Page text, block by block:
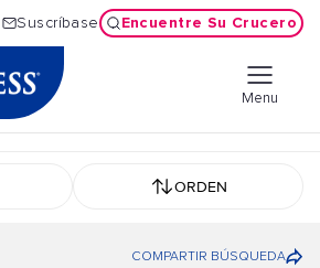
Suscríbase Encuentre Su Crucero
Menu
ORDEN
COMPARTIR BÚSQUEDA